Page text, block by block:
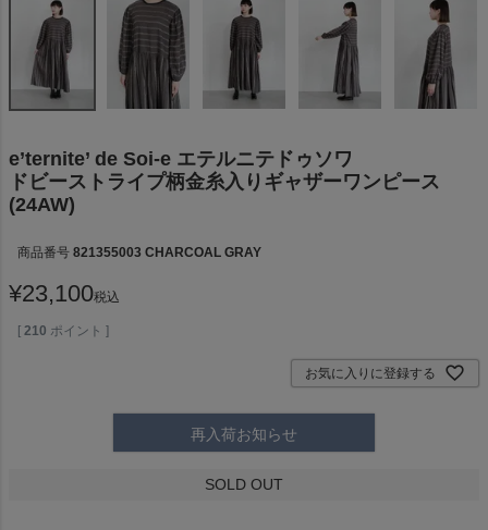
e’ternite’ de Soi-e エテルニテドゥソワ
ドビーストライプ柄金糸入りギャザーワンピース
(24AW)
商品番号 821355003 CHARCOAL GRAY
¥23,100税込
[ 210 ポイント ]
お気に入りに登録する
再入荷お知らせ
SOLD OUT